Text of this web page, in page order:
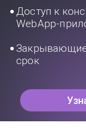
Доступ к
WebApp-
срок